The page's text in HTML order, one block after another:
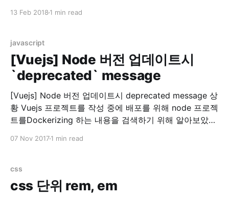
13 Feb 2018 1 min read
javascript
[Vuejs] Node 버전 업데이트시
`deprecated` message
[Vuejs] Node 버전 업데이트시 deprecated message 상
황 Vuejs 프로젝트를 작성 중에 배포를 위해 node 프로젝
트를Dockerizing 하는 내용을 검색하기 위해 알아보았습
07 Nov 20171 min read
css
css 단위 rem, em